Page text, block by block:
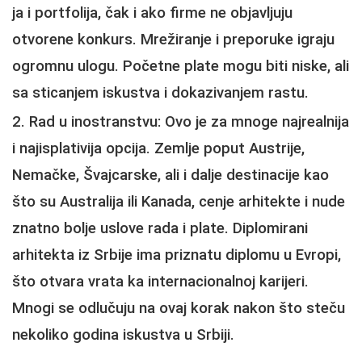
ja i portfolija, čak i ako firme ne objavljuju
otvorene konkurs. Mrežiranje i preporuke igraju
ogromnu ulogu. Početne plate mogu biti niske, ali
sa sticanjem iskustva i dokazivanjem rastu.
Rad u inostranstvu: Ovo je za mnoge najrealnija
i najisplativija opcija. Zemlje poput Austrije,
Nemačke, Švajcarske, ali i dalje destinacije kao
što su Australija ili Kanada, cenje arhitekte i nude
znatno bolje uslove rada i plate. Diplomirani
arhitekta iz Srbije ima priznatu diplomu u Evropi,
što otvara vrata ka internacionalnoj karijeri.
Mnogi se odlučuju na ovaj korak nakon što steču
nekoliko godina iskustva u Srbiji.